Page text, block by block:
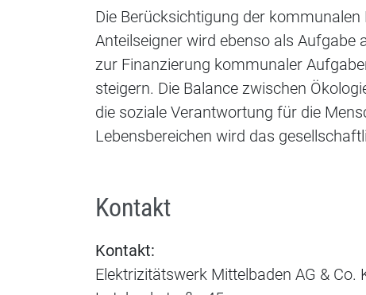
Die Berücksichtigung der
Anteilseigner wird ebenso als Aufgabe
zur Finanzierung kommunaler
steigern. Die Balance zwischen
die soziale Verantwortung für die
Lebensbereichen wird das
Kontakt
Kontakt:
Elektrizitätswerk Mittelbaden AG & Co.